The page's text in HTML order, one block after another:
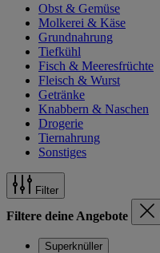
Obst & Gemüse
Molkerei & Käse
Grundnahrung
Tiefkühl
Fisch & Meeresfrüchte
Fleisch & Wurst
Getränke
Knabbern & Naschen
Drogerie
Tiernahrung
Sonstiges
Filter
Filtere deine Angebote
Superknüller